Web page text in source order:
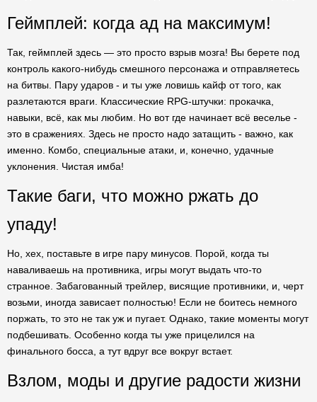
Геймплей: когда ад на максимум!
Так, геймплей здесь — это просто взрыв мозга! Вы берете под
контроль какого-нибудь смешного персонажа и отправляетесь
на битвы. Пару ударов - и ты уже ловишь кайф от того, как
разлетаются враги. Классические RPG-штучки: прокачка,
навыки, всё, как мы любим. Но вот где начинает всё веселье -
это в сражениях. Здесь не просто надо затащить - важно, как
именно. Комбо, специальные атаки, и, конечно, удачные
уклонения. Чистая имба!
Такие баги, что можно ржать до
упаду!
Но, хех, поставьте в игре пару минусов. Порой, когда ты
наваливаешь на противника, игры могут выдать что-то
странное. Забагованный трейлер, висящие противники, и, черт
возьми, иногда зависает полностью! Если не боитесь немного
поржать, то это не так уж и пугает. Однако, такие моменты могут
подбешивать. Особенно когда ты уже прицелился на
финального босса, а тут вдруг все вокруг встает.
Взлом, моды и другие радости жизни